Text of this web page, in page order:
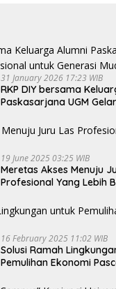
31 January 2026 17:23 WIB
RKP DIY bersama
Paskasarjana UGM
19 June 2025 03:25 WIB
Meretas Akses Menuju
Profesional Yang Lebih
16 February 2025 11:02 WIB
Solusi Ramah
Pemulihan Ekonomi